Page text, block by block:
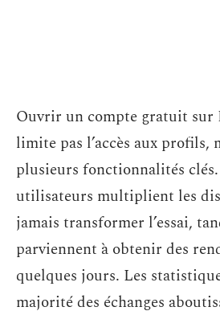
Ouvrir un compte gratuit sur
limite pas l’accès aux profils,
plusieurs fonctionnalités
utilisateurs multiplient les
jamais transformer l’essai,
parviennent à obtenir des
quelques jours. Les
majorité des échanges